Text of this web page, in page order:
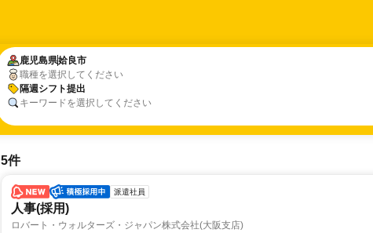
鹿児島県姶良市
職種を選択してください
隔週シフト提出
キーワードを選択してください
鹿児島県姶良市
隔週シフト提出
5件
派遣社員
人事(採用)
ロバート・ウォルターズ・ジャパン株式会社(大阪支店)